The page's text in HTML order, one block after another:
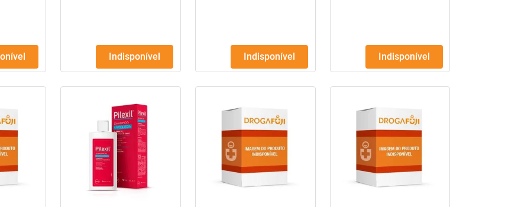
Indisponível Indisponível Indisponível